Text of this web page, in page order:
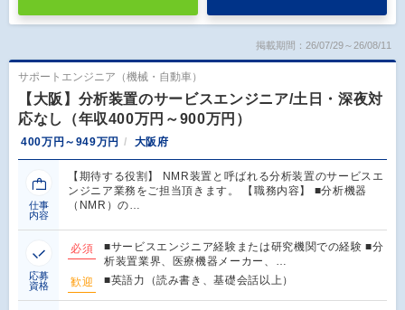
掲載期間：26/07/29～26/08/11
サポートエンジニア（機械・自動車）
【大阪】分析装置のサービスエンジニア/土日・深夜対
応なし（年収400万円～900万円）
400万円～949万円 大阪府
仕事
内容
【期待する役割】 NMR装置と呼ばれる分析装置のサービスエ
ンジニア業務をご担当頂きます。 【職務内容】 ■分析機器
（NMR）の…
応募
資格
必須
■サービスエンジニア経験または研究機関での経験 ■分
析装置業界、医療機器メーカー、…
歓迎
■英語力（読み書き、基礎会話以上）